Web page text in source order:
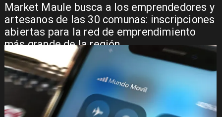
Market Maule busca a los emprendedores y
artesanos de las 30 comunas: inscripciones
abiertas para la red de emprendimiento
más grande de la región